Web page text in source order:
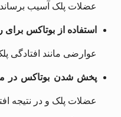
عضلات پلک آسیب
استفاده از بوتاکس
عوارضی مانند افتادگی
پخش شدن بوتاکس در
عضلات پلک و در نتیجه